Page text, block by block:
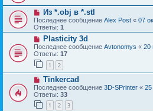
Из *.obj в *.stl
Последнее сообщение Alex Post « 07
Ответы: 1
Plasticity 3d
Последнее сообщение Avtonomys « 20
Ответы: 17
1 2
Tinkercad
Последнее сообщение 3D-SPrinter «
Ответы: 33
1 2 3